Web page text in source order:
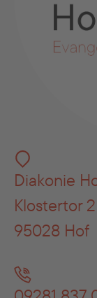
Diakonie
Klostertor 2
95028 Hof